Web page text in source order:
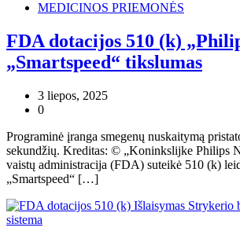
MEDICINOS PRIEMONĖS
FDA dotacijos 510 (k)
„Smartspeed“ tikslumas
3 liepos, 2025
0
Programinė įranga smegenų nuskaitymą
sekundžių. Kreditas: © „Koninkslijke Philips
vaistų administracija (FDA) suteikė 510 (k)
„Smartspeed“ […]